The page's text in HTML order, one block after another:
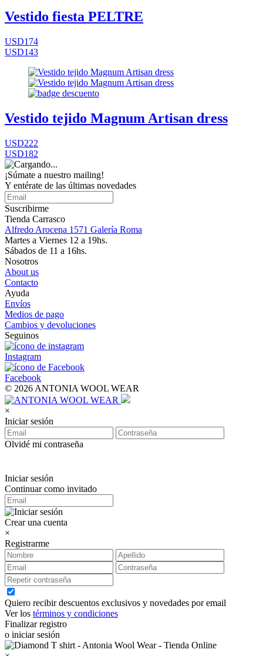
Vestido fiesta PELTRE
USD174
USD143
Vestido tejido Magnum Artisan dress
USD222
USD182
¡Súmate a nuestro mailing!
Y entérate de las últimas novedades
Suscribirme
Tienda Carrasco
Alfredo Arocena 1571 Galería Roma
Martes a Viernes 12 a 19hs.
Sábados de 11 a 16hs.
Nosotros
About us
Contacto
Ayuda
Envíos
Medios de pago
Cambios y devoluciones
Seguinos
Instagram
Facebook
© 2026 ANTONIA WOOL WEAR
×
Iniciar sesión
Olvidé mi contraseña
Iniciar sesión
Continuar como invitado
Crear una cuenta
×
Registrarme
Quiero recibir descuentos exclusivos y novedades por email
Ver los términos y condiciones
Finalizar registro
o iniciar sesión